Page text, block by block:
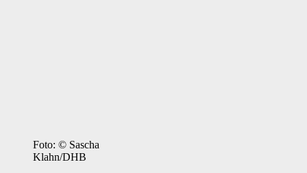
Foto: © Sascha
Klahn/DHB